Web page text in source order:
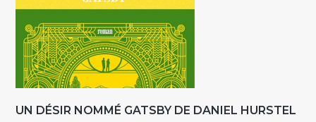
UN DÉSIR NOMMÉ GATSBY DE DANIEL HURSTEL